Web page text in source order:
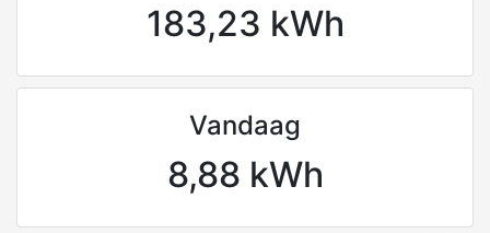
183,23 kWh
Vandaag
8,88 kWh